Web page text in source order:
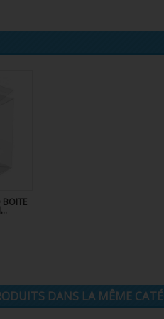
BOITE
DANS LA MÊME